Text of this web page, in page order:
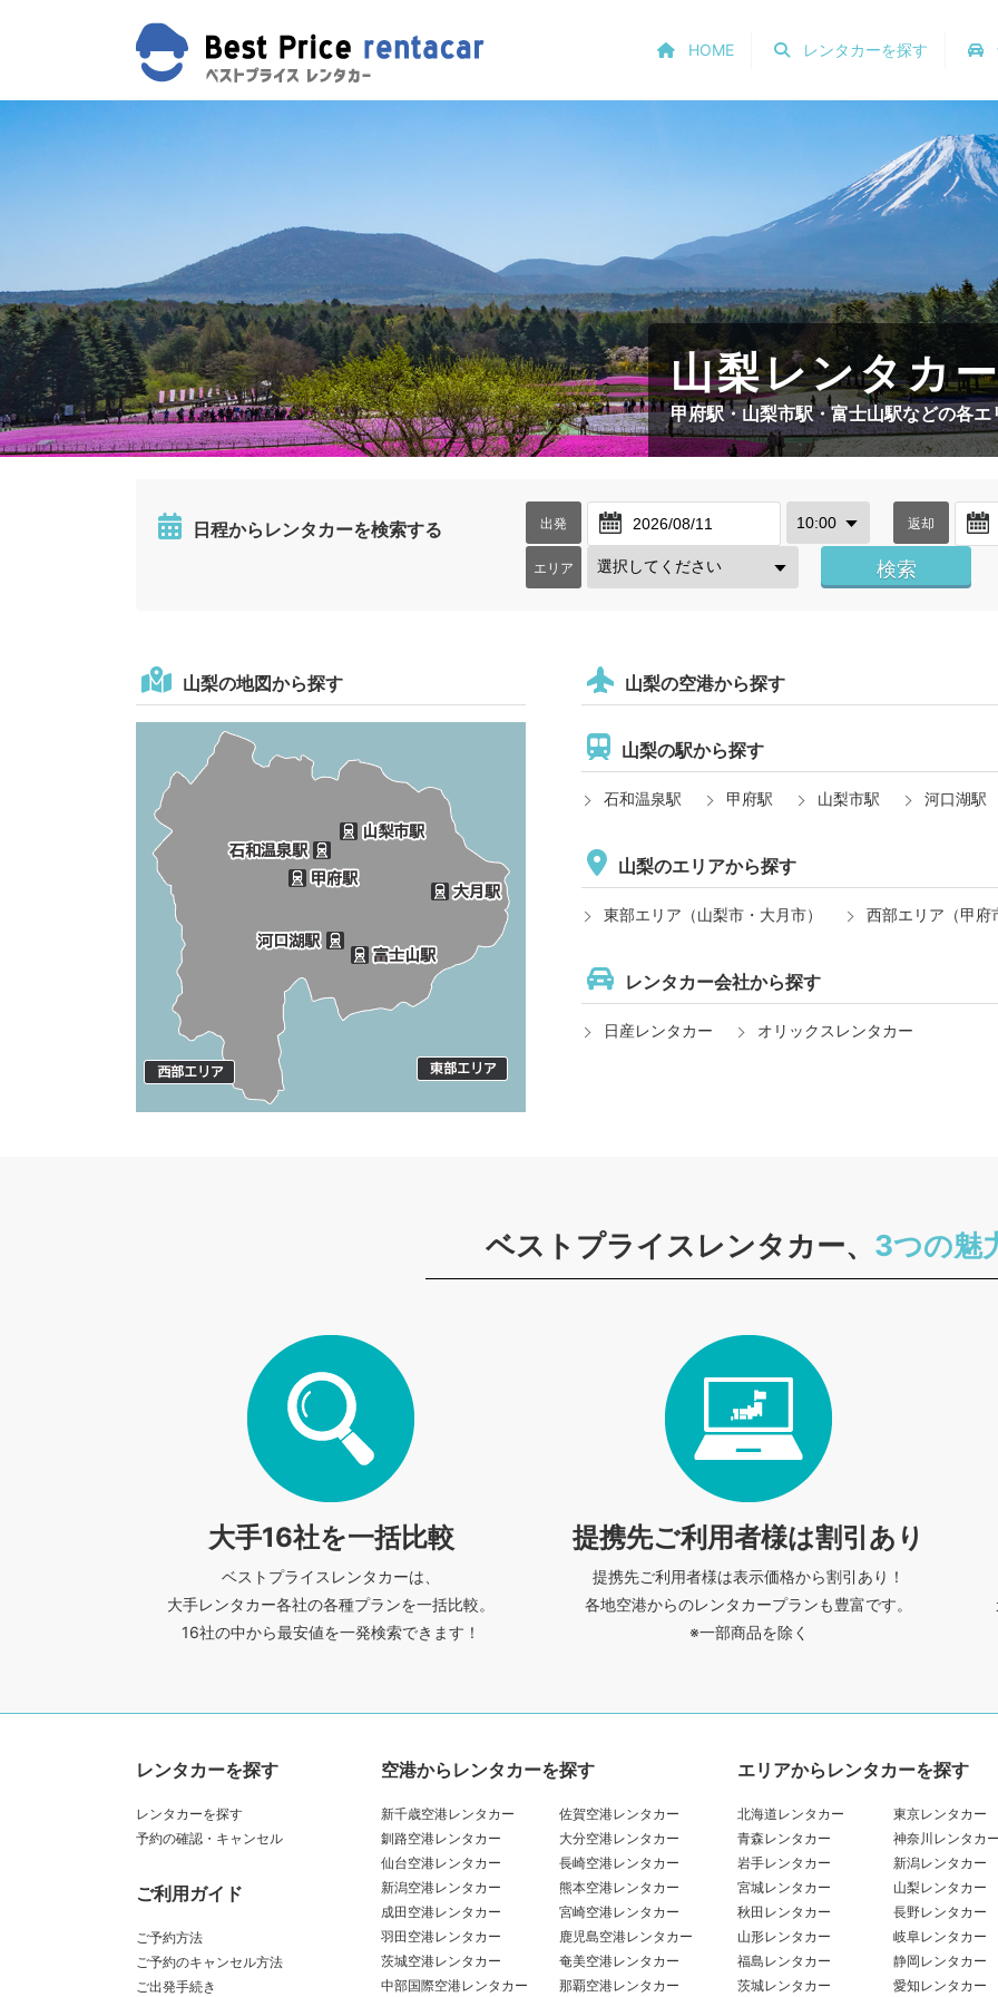
レンタカーを探す
HOME
山梨レンタカ
甲府駅・山梨市駅・富士山駅などの各
日程からレンタカーを検索する 出発 返却
エリア
山梨の地図から探す 山梨の空港から探す
山梨の駅から探す
石和温泉駅 甲府駅 山梨市駅 河口湖駅
山梨のエリアから探す
東部エリア（山梨市・大月市） 西部エリア（甲府
レンタカー会社から探す
日産レンタカー オリックスレンタカー
ベストプライスレンタカー、 3つの魅
大手16社を一括比較
ベストプライスレンタカーは、
大手レンタカー各社の各種プランを一括比較。
16社の中から最安値を一発検索できます！
提携先ご利用者様は割引あり
提携先ご利用者様は表示価格から割引あり！
各地空港からのレンタカープランも豊富です。
※一部商品を除く
レンタカーを探す
レンタカーを探す
予約の確認・キャンセル
ご利用ガイド
ご予約方法
ご予約のキャンセル方法
ご出発手続き
空港からレンタカーを探す
新千歳空港レンタカー
釧路空港レンタカー
仙台空港レンタカー
新潟空港レンタカー
成田空港レンタカー
羽田空港レンタカー
茨城空港レンタカー
中部国際空港レンタカー
佐賀空港レンタカー
大分空港レンタカー
長崎空港レンタカー
熊本空港レンタカー
宮崎空港レンタカー
鹿児島空港レンタカー
奄美空港レンタカー
那覇空港レンタカー
エリアからレンタカーを探す
北海道レンタカー
青森レンタカー
岩手レンタカー
宮城レンタカー
秋田レンタカー
山形レンタカー
福島レンタカー
茨城レンタカー
東京レンタカー
神奈川レンタカ
新潟レンタカー
山梨レンタカー
長野レンタカー
岐阜レンタカー
静岡レンタカー
愛知レンタカー